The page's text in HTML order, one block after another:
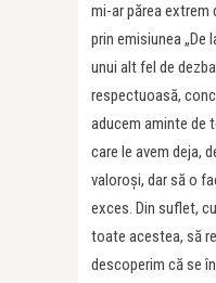
mi-ar părea extrem
prin emisiunea „De
unui alt fel de
respectuoasă,
aducem aminte de
care le avem deja,
valoroşi, dar să o
exces. Din suflet,
toate acestea, să
descoperim că se